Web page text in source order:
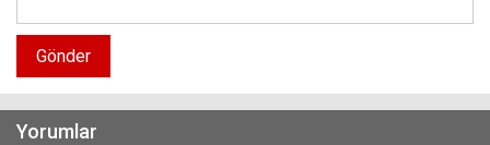
Gönder
Yorumlar